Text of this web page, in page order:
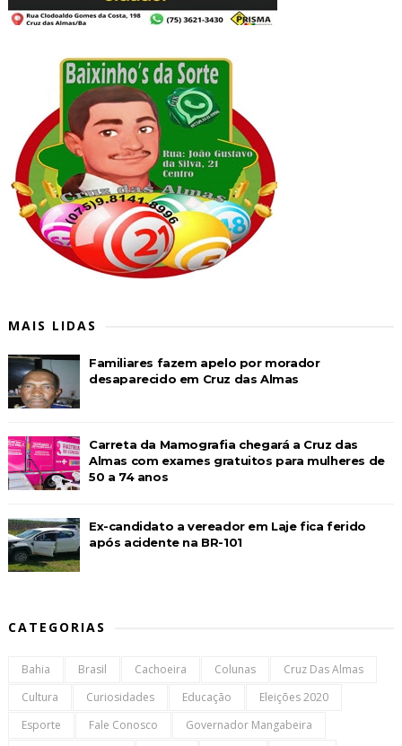
MAIS LIDAS
Familiares fazem apelo por morador
desaparecido em Cruz das Almas
Carreta da Mamografia chegará a Cruz das
Almas com exames gratuitos para mulheres de
50 a 74 anos
Ex-candidato a vereador em Laje fica ferido
após acidente na BR-101
CATEGORIAS
Bahia Brasil Cachoeira Colunas
Cruz Das Almas
Cultura
Curiosidades Educação
Eleições 2020
Esporte
Fale Conosco
Governador Mangabeira